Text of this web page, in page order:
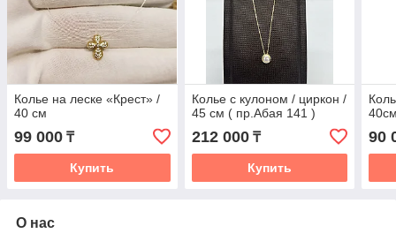
Колье на леске «Крест» /
40 см
99 000 ₸
Купить
Колье с кулоном / циркон /
45 см ( пр.Абая 141 )
212 000₸
Купить
90
О нас